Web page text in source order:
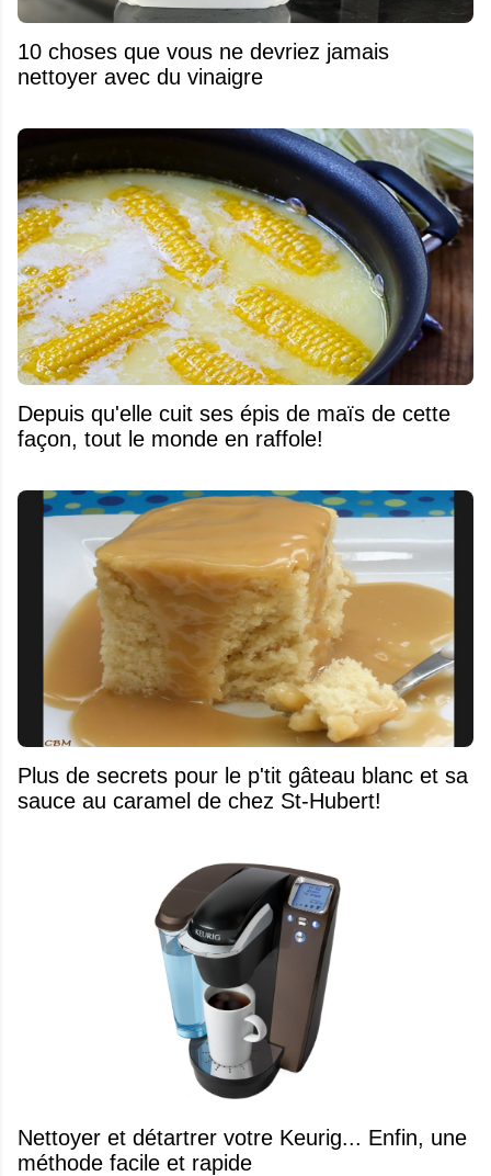
10 choses que vous ne devriez jamais
nettoyer avec du vinaigre
Depuis qu'elle cuit ses épis de maïs de cette
façon, tout le monde en raffole!
Plus de secrets pour le p'tit gâteau blanc et sa
sauce au caramel de chez St-Hubert!
Nettoyer et détartrer votre Keurig... Enfin, une
méthode facile et rapide